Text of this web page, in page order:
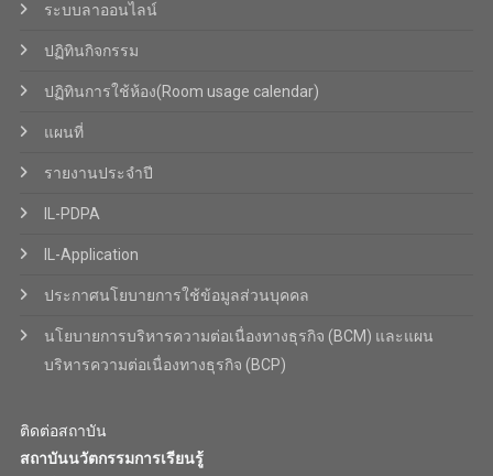
ระบบลาออนไลน์
ปฏิทินกิจกรรม
ปฏิทินการใช้ห้อง(Room usage calendar)
แผนที่
รายงานประจำปี
IL-PDPA
IL-Application
ประกาศนโยบายการใช้ข้อมูลส่วนบุคคล
นโยบายการบริหารความต่อเนื่องทางธุรกิจ (BCM) และแผน
บริหารความต่อเนื่องทางธุรกิจ (BCP)
ติดต่อสถาบัน
สถาบันนวัตกรรมการเรียนรู้